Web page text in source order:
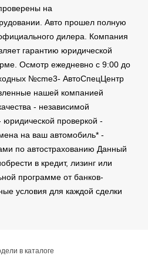
на
Авто прошел полную
дилера. Компания
гарантию юридической
Осмотр ежедневно с 9:00 до
№cme3- АвтоСпецЦентр
нашей компанией
- независимой
юридической проверкой -
на ваш автомобиль* -
по автострахованию Данный
в кредит, лизинг или
программе от банков-
условия для каждой сделки
в каталоге